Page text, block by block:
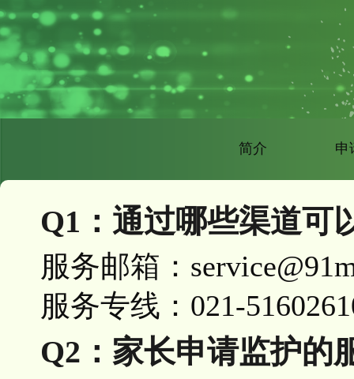
简介 申
Q1：通过哪些渠道可
服务邮箱：
服务专线：021-
Q2：家长申请监护的